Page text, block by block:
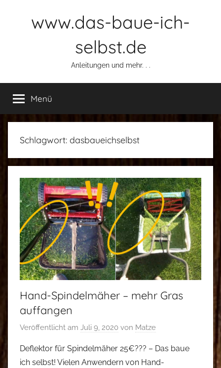
www.das-baue-ich-
selbst.de
Anleitungen und mehr. . .
Menü
Schlagwort: dasbaueichselbst
Hand-Spindelmäher – mehr Gras
auffangen
Veröffentlicht am Juli 9, 2020 von Matze
Deflektor für Spindelmäher 25€??? – Das baue
ich selbst! Vielen Anwendern von Hand-